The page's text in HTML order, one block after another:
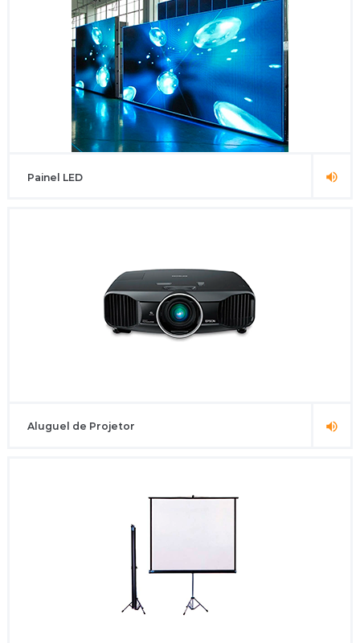
Painel LED
Aluguel de Projetor